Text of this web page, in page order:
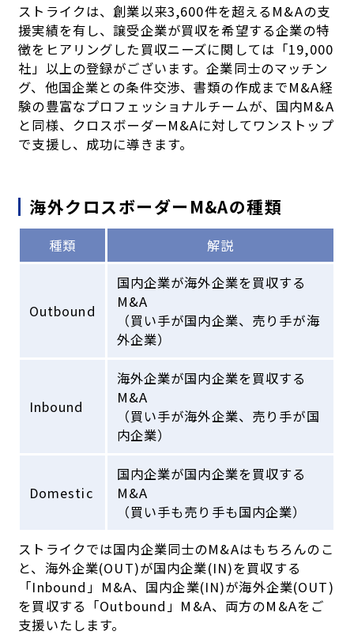
ストライクは、創業以来3,600件を超えるM&Aの支
援実績を有し、譲受企業が買収を希望する企業の特
徴をヒアリングした買収ニーズに関しては「19,000
社」以上の登録がございます。企業同士のマッチン
グ、他国企業との条件交渉、書類の作成までM&A経
験の豊富なプロフェッショナルチームが、国内M&A
と同様、クロスボーダーM&Aに対してワンストップ
で支援し、成功に導きます。
海外クロスボーダーM&Aの種類
種類 解説
Outbound
国内企業が海外企業を買収する
M&A
（買い手が国内企業、売り手が海
外企業）
Inbound
海外企業が国内企業を買収する
M&A
（買い手が海外企業、売り手が国
内企業）
Domestic
国内企業が国内企業を買収する
M&A
（買い手も売り手も国内企業）
ストライクでは国内企業同士のM&Aはもちろんのこ
と、海外企業(OUT)が国内企業(IN)を買収する
「Inbound」M&A、国内企業(IN)が海外企業(OUT)
を買収する「Outbound」M&A、両方のM&Aをご
支援いたします。